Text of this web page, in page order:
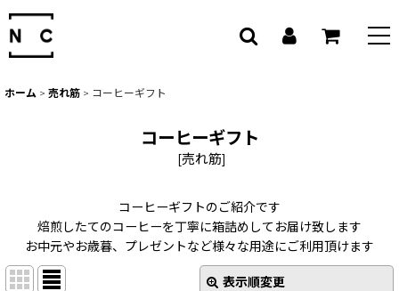
ホーム > 売れ筋 > コーヒーギフト
コーヒーギフト
[売れ筋]
コーヒーギフトのご紹介です
焙煎したてのコーヒーを丁寧に箱詰めしてお届け致します
お中元やお歳暮、プレゼントなど様々な用途にご利用頂けます
表示順変更